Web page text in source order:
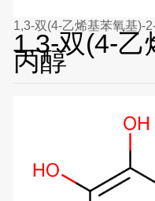
1,3-双(4-乙烯基苯氧基)-
1,3-双(4-乙
丙醇